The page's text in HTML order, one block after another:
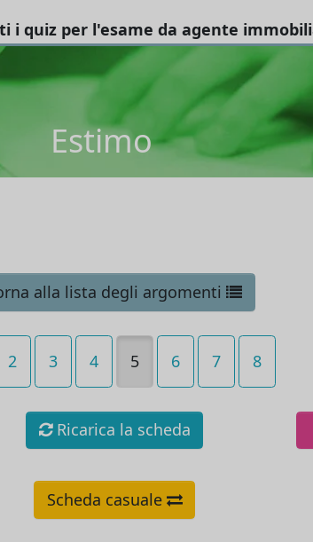
i quiz per l'esame da agente
Estimo
alla lista degli argomenti
2 3 4 5 6 7 8
Ricarica la scheda
Scheda casuale